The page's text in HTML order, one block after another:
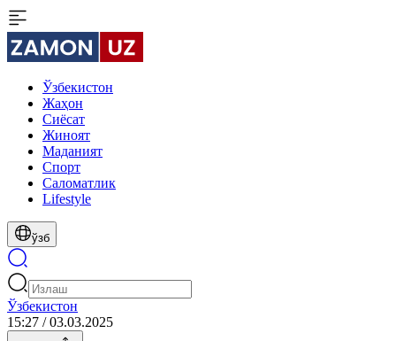
Ўзбекистон
Жаҳон
Сиёсат
Жиноят
Маданият
Спорт
Cаломатлик
Lifestyle
ўзб
Ўзбекистон
15:27 / 03.03.2025